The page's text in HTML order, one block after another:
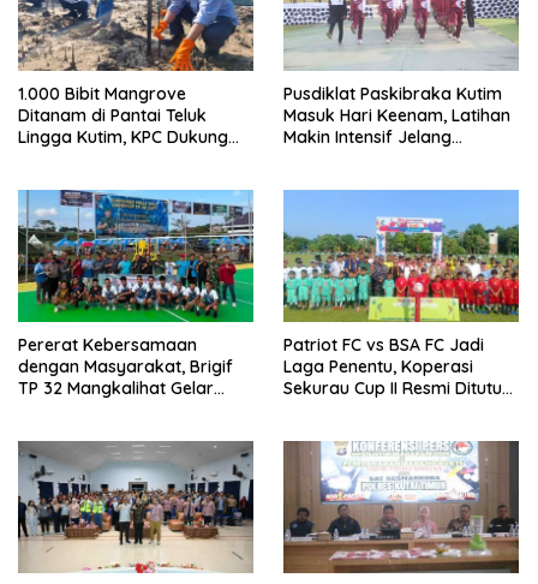
1.000 Bibit Mangrove
Ditanam di Pantai Teluk
Lingga Kutim, KPC Dukung
Pusdiklat Paskibraka Kutim
Masuk Hari Keenam, Latihan
Makin Intensif Jelang
Pererat Kebersamaan
dengan Masyarakat, Brigif
TP 32 Mangkalihat Gelar
Patriot FC vs BSA FC Jadi
Laga Penentu, Koperasi
Sekurau Cup II Resmi Ditutup